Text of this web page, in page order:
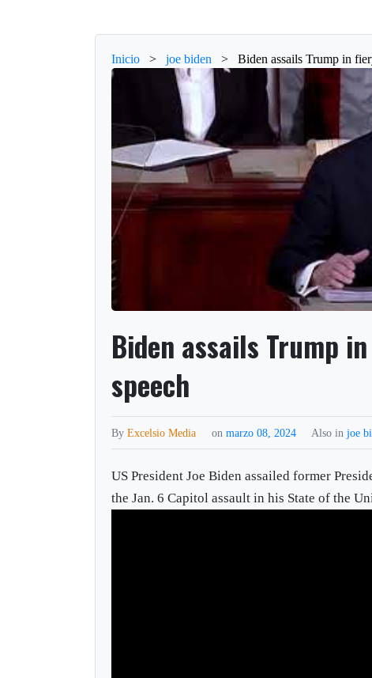
Inicio > joe biden > Biden assails Trump in
Biden assails Trump
speech
ByExcelsio Media onmarzo 08, 2024 Also injoe
US President Joe Biden assailed former
the Jan. 6 Capitol assault in his State of the